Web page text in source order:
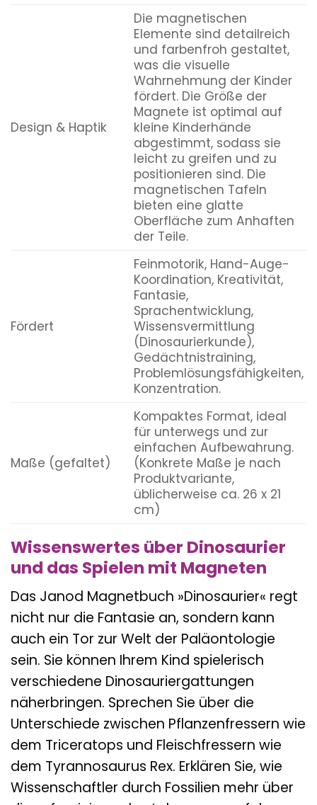
Design & Haptik
Die magnetischen
Elemente sind detailreich
und farbenfroh gestaltet,
was die visuelle
Wahrnehmung der Kinder
fördert. Die Größe der
Magnete ist optimal auf
kleine Kinderhände
abgestimmt, sodass sie
leicht zu greifen und zu
positionieren sind. Die
magnetischen Tafeln
bieten eine glatte
Oberfläche zum Anhaften
der Teile.
Fördert
Feinmotorik, Hand-Auge-
Koordination, Kreativität,
Fantasie,
Sprachentwicklung,
Wissensvermittlung
(Dinosaurierkunde),
Gedächtnistraining,
Problemlösungsfähigkeiten,
Konzentration.
Maße (gefaltet)
Kompaktes Format, ideal
für unterwegs und zur
einfachen Aufbewahrung.
(Konkrete Maße je nach
Produktvariante,
üblicherweise ca. 26 x 21
cm)
Wissenswertes über Dinosaurier
und das Spielen mit Magneten
Das Janod Magnetbuch »Dinosaurier« regt
nicht nur die Fantasie an, sondern kann
auch ein Tor zur Welt der Paläontologie
sein. Sie können Ihrem Kind spielerisch
verschiedene Dinosauriergattungen
näherbringen. Sprechen Sie über die
Unterschiede zwischen Pflanzenfressern wie
dem Triceratops und Fleischfressern wie
dem Tyrannosaurus Rex. Erklären Sie, wie
Wissenschaftler durch Fossilien mehr über